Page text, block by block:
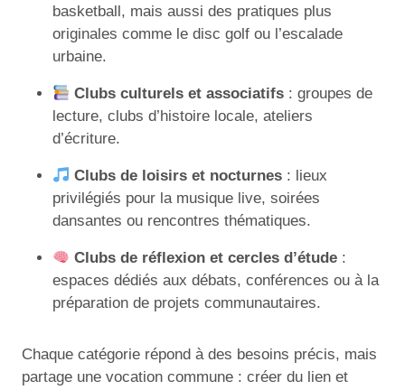
basketball, mais aussi des pratiques plus
originales comme le disc golf ou l’escalade
urbaine.
Clubs culturels et associatifs : groupes de
lecture, clubs d’histoire locale, ateliers
d’écriture.
Clubs de loisirs et nocturnes : lieux
privilégiés pour la musique live, soirées
dansantes ou rencontres thématiques.
Clubs de réflexion et cercles d’étude :
espaces dédiés aux débats, conférences ou à la
préparation de projets communautaires.
Chaque catégorie répond à des besoins précis, mais
partage une vocation commune : créer du lien et